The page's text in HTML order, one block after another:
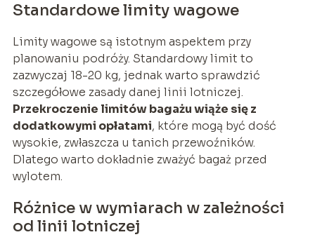
Standardowe limity wagowe
Limity wagowe są istotnym aspektem przy
planowaniu podróży. Standardowy limit to
zazwyczaj 18-20 kg, jednak warto sprawdzić
szczegółowe zasady danej linii lotniczej.
Przekroczenie limitów bagażu wiąże się z
dodatkowymi opłatami, które mogą być dość
wysokie, zwłaszcza u tanich przewoźników.
Dlatego warto dokładnie zważyć bagaż przed
wylotem.
Różnice w wymiarach w zależności
od linii lotniczej